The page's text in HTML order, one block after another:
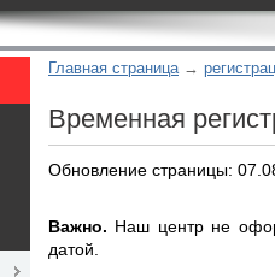
Главная страница
Временная
Обновление страницы:
Важно. Наш центр не
датой.